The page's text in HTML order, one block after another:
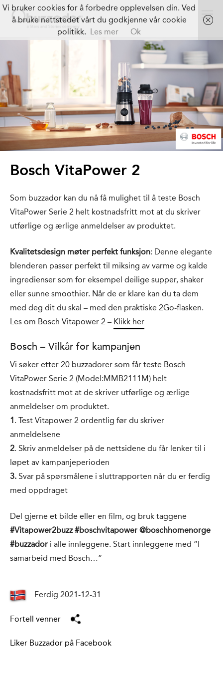
Bosch VitaPower 2
Som buzzador kan du nå få mulighet til å teste Bosch
VitaPower Serie 2 helt kostnadsfritt mot at du skriver
utførlige og ærlige anmeldelser av produktet.
Kvalitetsdesign møter perfekt funksjon: Denne elegante
blenderen passer perfekt til miksing av varme og kalde
ingredienser som for eksempel deilige supper, shaker
eller sunne smoothier. Når de er klare kan du ta dem
med deg dit du skal – med den praktiske 2Go-flasken.
Les om Bosch Vitapower 2 – Klikk her
Bosch – Vilkår for kampanjen
Vi søker etter 20 buzzadorer som får teste Bosch
VitaPower Serie 2 (Model:MMB2111M) helt
kostnadsfritt mot at de skriver utførlige og ærlige
anmeldelser om produktet.
1. Test Vitapower 2 ordentlig før du skriver
anmeldelsene
2. Skriv anmeldelser på de nettsidene du får lenker til i
løpet av kampanjeperioden
3. Svar på spørsmålene i sluttrapporten når du er ferdig
med oppdraget
Del gjerne et bilde eller en film, og bruk taggene
#Vitapower2buzz #boschvitapower @boschhomenorge
#buzzador i alle innleggene. Start innleggene med ”I
samarbeid med Bosch…”
Ferdig 2021-12-31
Fortell venner
Liker Buzzador på Facebook
Vi bruker cookies for å forbedre opplevelsen din. Ved
å bruke nettstedet vårt du godkjenne vår cookie
politikk. Les mer Ok